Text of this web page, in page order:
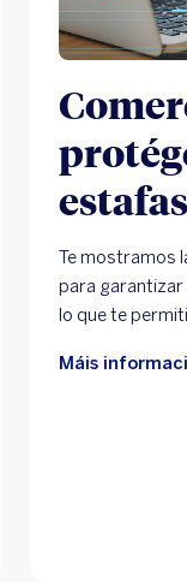
Te mostramos
para garantizar
lo que te
Máis